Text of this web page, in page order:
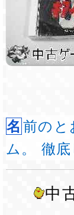
名前のとおりに 気合の入ったシューティングゲー
ム。 徹
中